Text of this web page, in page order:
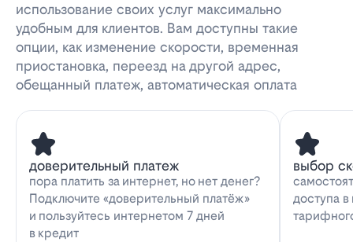
использование своих услуг максимально
удобным для клиентов. Вам доступны такие
опции, как изменение скорости, временная
приостановка, переезд на другой адрес,
обещанный платеж, автоматическая оплата
доверительный платеж
пора платить за интернет, но нет денег?
Подключите «доверительный платёж»
и пользуйтесь интернетом 7 дней
в кредит
выбор
доступа